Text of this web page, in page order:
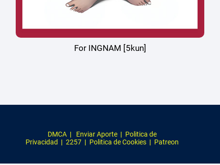
For INGNAM [5kun]
DMCA | Enviar Aporte | Politica de
Privacidad | 2257 | Politica de Cookies | Patreon